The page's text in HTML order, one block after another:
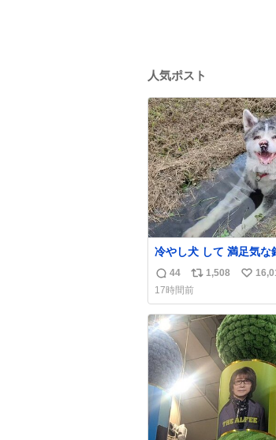
人気ポスト
冷やし犬 して 満足気な銀でした
も こんなに冷たい山水
よね😅
返
信
数
44
リ
ポ
ス
ト
数
1,508
い
ね
数
17時間前